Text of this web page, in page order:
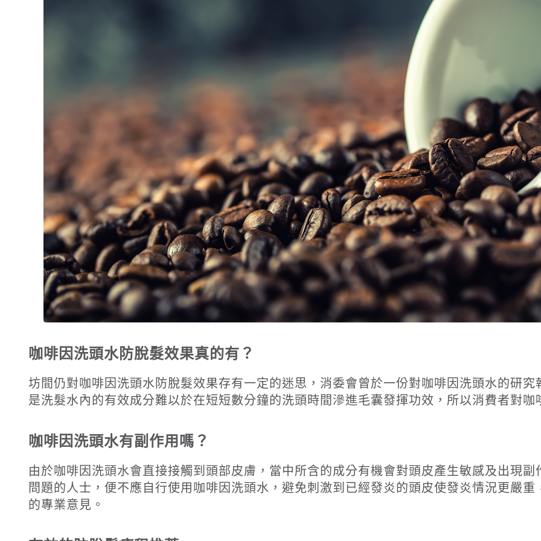
咖啡因洗頭水防脫髮效果真的有？
坊間仍對咖啡因洗頭水防脫髮效果存有一定的迷思，消委會曾於一份對咖啡因洗頭水的研
是洗髮水內的有效成分難以於在短短數分鐘的洗頭時間滲進毛囊發揮功效，所以消費者對
咖啡因洗頭水有副作用嗎？
由於咖啡因洗頭水會直接接觸到頭部皮膚，當中所含的成分有機會對頭皮產生敏感及出現
問題的人士，便不應自行使用咖啡因洗頭水，避免刺激到已經發炎的頭皮使發炎情況更嚴
的專業意見。